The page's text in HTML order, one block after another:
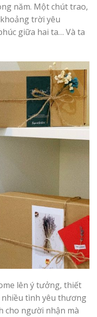
năm. Một chút trao,
trời yêu
giữa hai ta… Và ta
lên ý tưởng, thiết
nhiều tình yêu thương
cho người nhận mà